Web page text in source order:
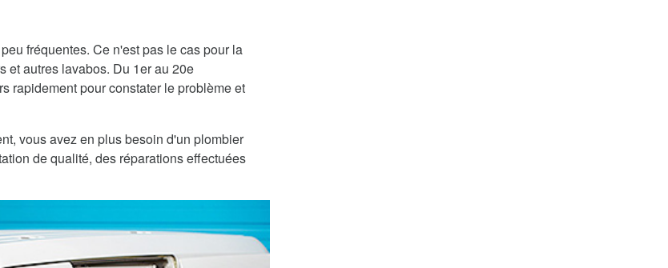
fréquentes. Ce n'est pas le cas pour la
et autres lavabos. Du 1er au 20e
rapidement pour constater le problème et
vous avez en plus besoin d'un plombier
de qualité, des réparations effectuées